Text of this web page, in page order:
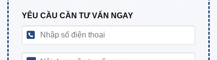
YÊU CẦU CẦN TƯ VẤN NGAY